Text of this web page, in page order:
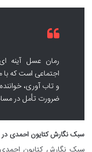
رمان عسل آینه
اجتماعی است که
و تاب آوری،
ضرورت تأمل در
سبک نگارش کتایون احمدی